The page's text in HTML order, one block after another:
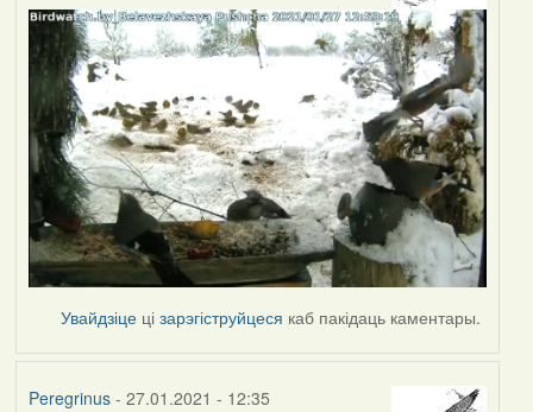
Увайдзіце цізарэгіструйцеся каб пакідаць каментары.
Peregrinus- 27.01.2021 - 12:35